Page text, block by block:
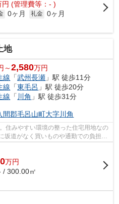
円 (管理費等：- )
0ヶ月 礼金 0ヶ月
地
～2,580万円
線 「武州長瀬 」駅 徒歩11分
線 「東毛呂 」駅 徒歩20分
線 「 川角 」駅 徒歩31分
間郡毛呂山町大字川角
住みやすい環境の整った住宅用地なの
坂道がなく買いものや通勤での負担が
...
万円
/ 300.00㎡